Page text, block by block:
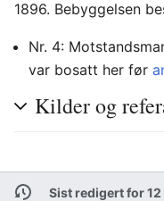
1896. Bebyggelsen
Nr. 4:
var bosatt her før
Kilder og
Sist redigert for